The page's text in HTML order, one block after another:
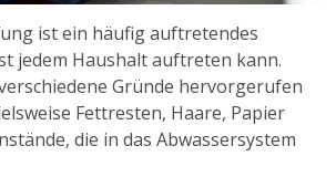
ist ein häufig auftretendes
jedem Haushalt auftreten kann.
Gründe hervorgerufen
Fettresten, Haare, Papier
die in das Abwassersystem